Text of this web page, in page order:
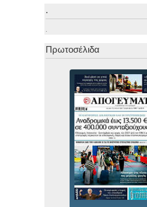
.
.
Πρωτοσέλιδα